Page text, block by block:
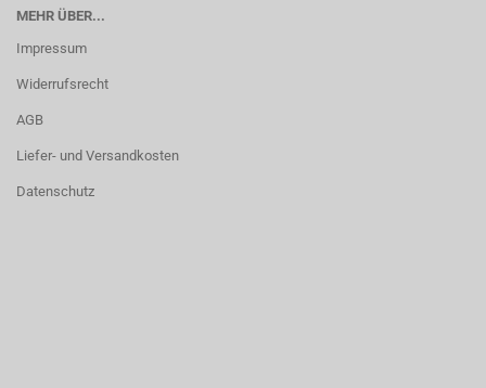
MEHR ÜBER...
Impressum
Widerrufsrecht
AGB
Liefer- und Versandkosten
Datenschutz